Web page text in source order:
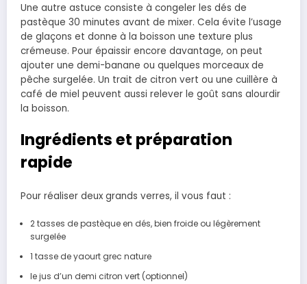
Une autre astuce consiste à congeler les dés de
pastèque 30 minutes avant de mixer. Cela évite l’usage
de glaçons et donne à la boisson une texture plus
crémeuse. Pour épaissir encore davantage, on peut
ajouter une demi-banane ou quelques morceaux de
pêche surgelée. Un trait de citron vert ou une cuillère à
café de miel peuvent aussi relever le goût sans alourdir
la boisson.
Ingrédients et préparation
rapide
Pour réaliser deux grands verres, il vous faut :
2 tasses de pastèque en dés, bien froide ou légèrement
surgelée
1 tasse de yaourt grec nature
le jus d’un demi citron vert (optionnel)